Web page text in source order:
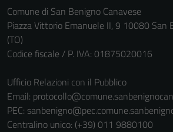
Comune di San Benigno Canavese
Piazza Vittorio Emanuele II, 9 10080 San
(TO)
Codice fiscale / P. IVA: 01875020016
Ufficio Relazioni con il Pubblico
Email:
PEC:
Centralino unico: (+39) 011 9880100